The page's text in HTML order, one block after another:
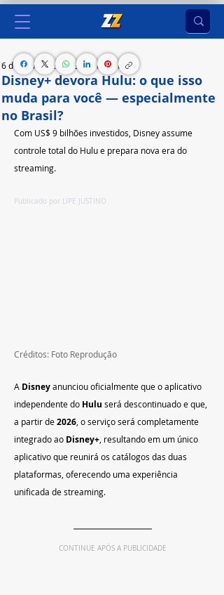
Disney+ devora Hulu: o que isso
muda para você — especialmente
no Brasil?
6 de ago. de 2025 2 min de leitura
Com US$ 9 bilhões investidos, Disney assume
controle total do Hulu e prepara nova era do
streaming.
Publicado por LIPE JUSTINO
Créditos: Foto Reprodução
A Disney anunciou oficialmente que o aplicativo
independente do Hulu será descontinuado e que,
a partir de 2026 , o serviço será completamente
integrado ao Disney+ , resultando em um único
aplicativo que reunirá os catálogos das duas
plataformas, oferecendo uma experiência
unificada de streaming.
CONTINUE APÓS A PUBLICIDADE